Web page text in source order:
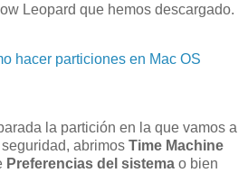
Leopard que hemos descargado.
hacer particiones en Mac OS
la partición en la que vamos a
abrimos Time Machine
Preferencias del sistema o bien